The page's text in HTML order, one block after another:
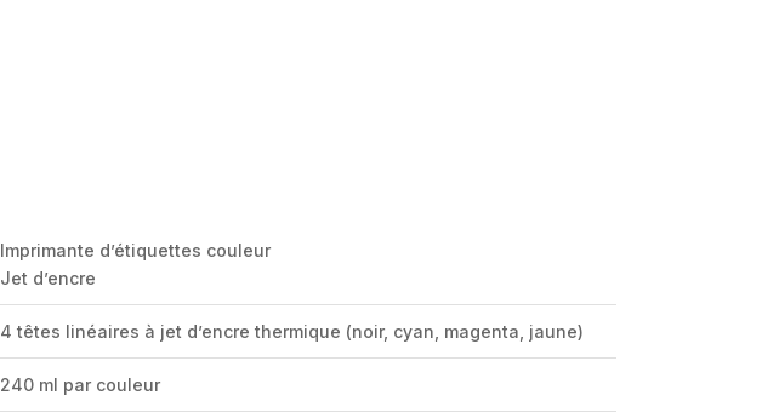
Imprimante d’étiquettes couleur
Jet d’encre
4 têtes linéaires à jet d’encre thermique (noir, cyan, magenta, jaune)
240 ml par couleur